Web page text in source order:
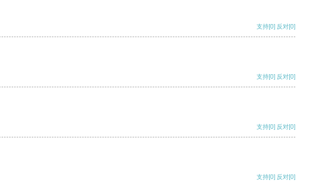
支持[0] 反对[0]
支持[0] 反对[0]
支持[0] 反对[0]
支持[0] 反对[0]